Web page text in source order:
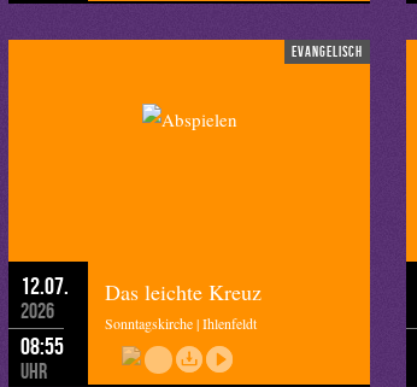
evangelisch
12.07.
2026
08:55
Uhr
Das leichte Kreuz
Sonntagskirche | Ihlenfeldt